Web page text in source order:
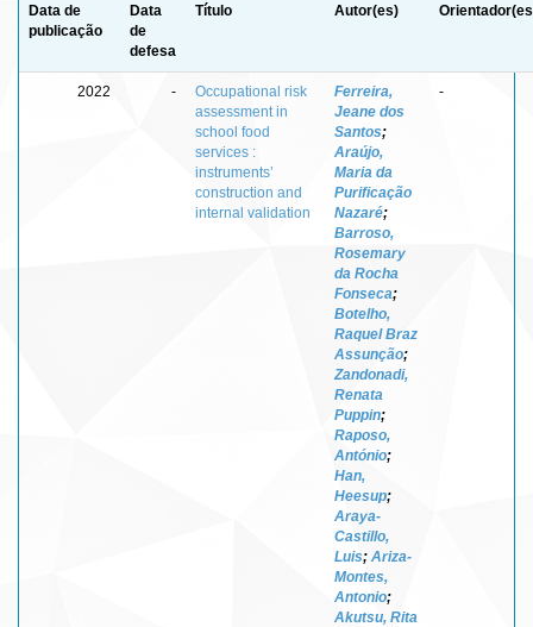
Data de
publicação
Data
de
defesa
Título Autor(es)
2022 -
Occupational risk
assessment in
school food
services :
instruments’
construction and
internal validation
Ferreira,
Jeane dos
Santos;
Araújo,
Maria da
Purificação
Nazaré;
Barroso,
Rosemary
da Rocha
Fonseca;
Botelho,
Raquel Braz
Assunção;
Zandonadi,
Renata
Puppin;
Raposo,
António;
Han,
Heesup;
Araya-
Castillo,
Luis; Ariza-
Montes,
Antonio;
Akutsu, Rita
-